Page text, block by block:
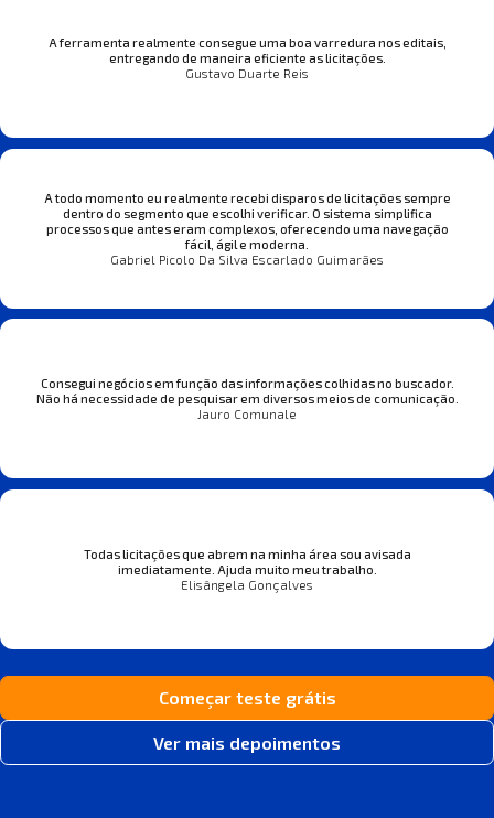
A ferramenta realmente consegue uma boa varredura nos editais,
entregando de maneira eficiente as licitações.
Gustavo Duarte Reis
A todo momento eu realmente recebi disparos de licitações sempre
dentro do segmento que escolhi verificar. O sistema simplifica
processos que antes eram complexos, oferecendo uma navegação
fácil, ágil e moderna.
Gabriel Picolo Da Silva Escarlado Guimarães
Consegui negócios em função das informações colhidas no buscador.
Não há necessidade de pesquisar em diversos meios de comunicação.
Jauro Comunale
Todas licitações que abrem na minha área sou avisada
imediatamente. Ajuda muito meu trabalho.
Elisângela Gonçalves
Começar teste grátis
Ver mais depoimentos